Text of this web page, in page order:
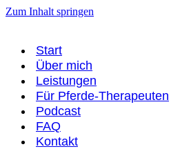
Zum Inhalt springen
Start
Über mich
Leistungen
Für Pferde-Therapeuten
Podcast
FAQ
Kontakt